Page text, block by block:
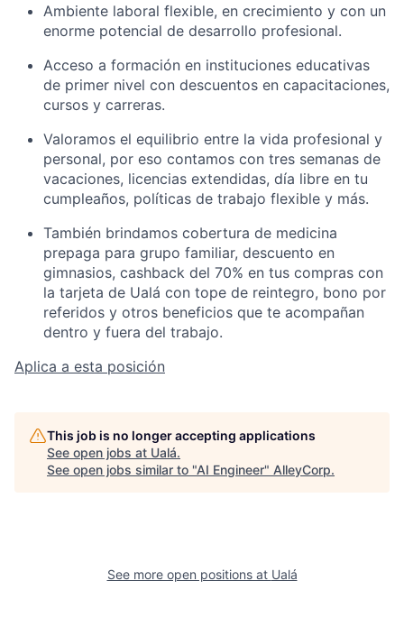
Ambiente laboral flexible, en crecimiento y con un
enorme potencial de desarrollo profesional.
Acceso a formación en instituciones educativas
de primer nivel con descuentos en capacitaciones,
cursos y carreras.
Valoramos el equilibrio entre la vida profesional y
personal, por eso contamos con tres semanas de
vacaciones, licencias extendidas, día libre en tu
cumpleaños, políticas de trabajo flexible y más.
También brindamos cobertura de medicina
prepaga para grupo familiar, descuento en
gimnasios, cashback del 70% en tus compras con
la tarjeta de Ualá con tope de reintegro, bono por
referidos y otros beneficios que te acompañan
dentro y fuera del trabajo.
Aplica a esta posición
This job is no longer accepting applications
See open jobs at Ualá.
See open jobs similar to "AI Engineer" AlleyCorp.
See more open positions at Ualá